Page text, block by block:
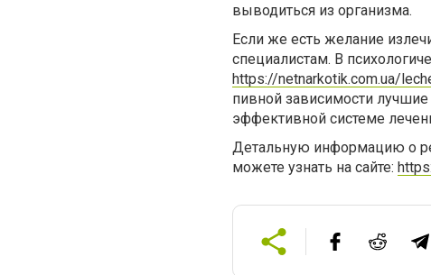
выводиться из организма.
Если же есть желание
специалистам. В
https://netnarkotik.com.ua/
пивной зависимости лучшие
эффективной системе
Детальную информацию о
можете узнать на сайте: